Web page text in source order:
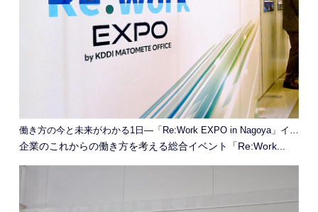
企業のこれからの働き方を考える総合イベント「Re:Work...